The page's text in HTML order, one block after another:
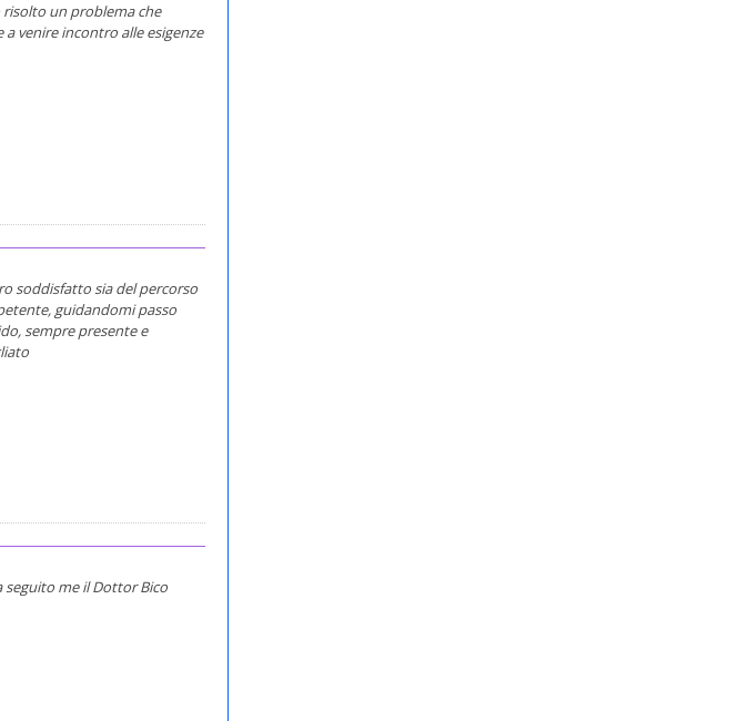
un problema che
venire incontro alle esigenze
soddisfatto sia del percorso
guidandomi passo
sempre presente e
me il Dottor Bico